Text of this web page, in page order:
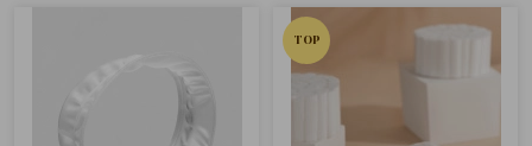
TOP